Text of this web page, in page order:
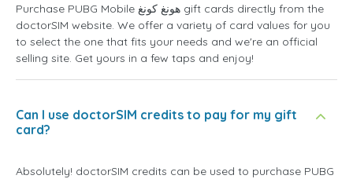
Purchase PUBG Mobile هونغ كونغ gift cards directly from the
doctorSIM website. We offer a variety of card values for you
to select the one that fits your needs and we're an official
selling site. Get yours in a few taps and enjoy!
Can I use doctorSIM credits to pay for my gift
card?
Absolutely! doctorSIM credits can be used to purchase PUBG